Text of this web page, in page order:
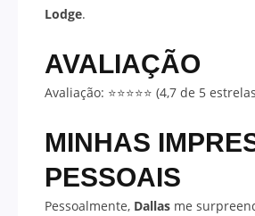
Lodge.
AVALIAÇÃO
Avaliação: ⭐⭐⭐⭐⭐ (4,7 de 5
MINHAS
PESSOAIS
Pessoalmente, Dallas me